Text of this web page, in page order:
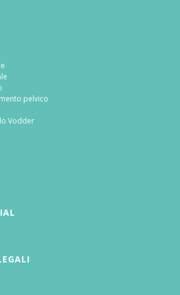
pelvico
Vodder